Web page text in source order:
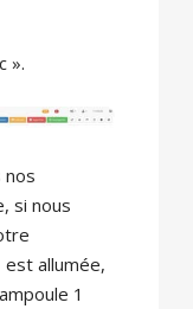
».
nos
si nous
allumée,
1